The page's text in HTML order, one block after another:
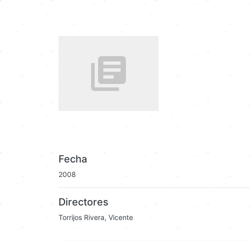
Fecha
2008
Directores
Torrijos Rivera, Vicente